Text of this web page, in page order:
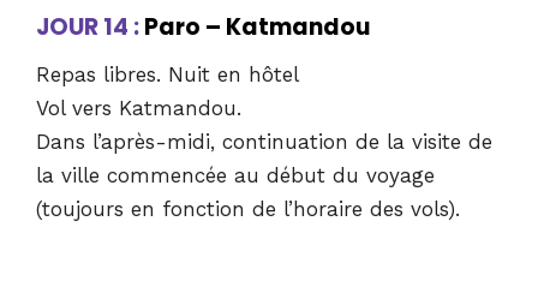
JOUR 14 :Paro – Katmandou
Repas libres. Nuit en hôtel
Vol vers Katmandou.
Dans l’après-midi, continuation de la visite de
la ville commencée au début du voyage
(toujours en fonction de l’horaire des vols).